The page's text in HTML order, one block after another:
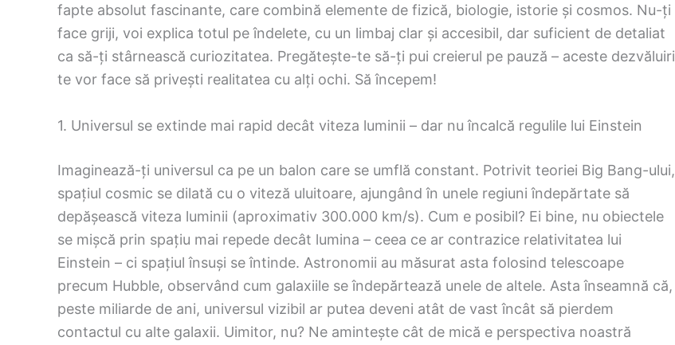
fapte absolut fascinante, care combină elemente de fizică, biologie, istorie și cosmos. Nu-ți
face griji, voi explica totul pe îndelete, cu un limbaj clar și accesibil, dar suficient de detaliat
ca să-ți stârnească curiozitatea. Pregătește-te să-ți pui creierul pe pauză – aceste dezvăluiri
te vor face să privești realitatea cu alți ochi. Să începem!
1. Universul se extinde mai rapid decât viteza luminii – dar nu încalcă regulile lui Einstein
Imaginează-ți universul ca pe un balon care se umflă constant. Potrivit teoriei Big Bang-ului,
spațiul cosmic se dilată cu o viteză uluitoare, ajungând în unele regiuni îndepărtate să
depășească viteza luminii (aproximativ 300.000 km/s). Cum e posibil? Ei bine, nu obiectele
se mișcă prin spațiu mai repede decât lumina – ceea ce ar contrazice relativitatea lui
Einstein – ci spațiul însuși se întinde. Astronomii au măsurat asta folosind telescoape
precum Hubble, observând cum galaxiile se îndepărtează unele de altele. Asta înseamnă că,
peste miliarde de ani, universul vizibil ar putea deveni atât de vast încât să pierdem
contactul cu alte galaxii. Uimitor, nu? Ne amintește cât de mică e perspectiva noastră